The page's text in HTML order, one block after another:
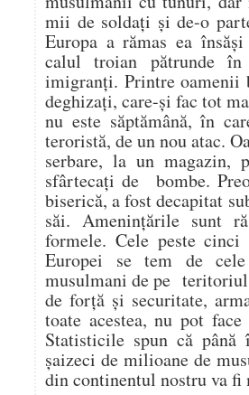
mii de soldați și de-o
Europa a rămas ea
calul troian pătrunde
imigranți. Printre oamenii
deghizați, care-și fac tot
nu este săptămână, în
teroristă, de un nou atac.
serbare, la un magazin,
sfârtecați de bombe.
biserică, a fost decapitat
săi. Amenințările sunt
formele. Cele peste
Europei se tem de
musulmani de pe
de forță și securitate,
toate acestea, nu pot
Statisticile spun că
șaizeci de milioane de
din continentul nostru va fi